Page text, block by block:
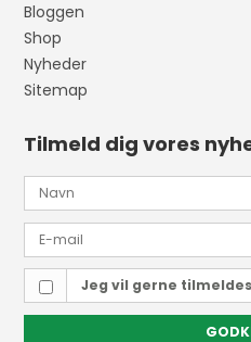
Bloggen
Shop
Nyheder
Sitemap
Tilmeld dig vores
Jeg vil gerne